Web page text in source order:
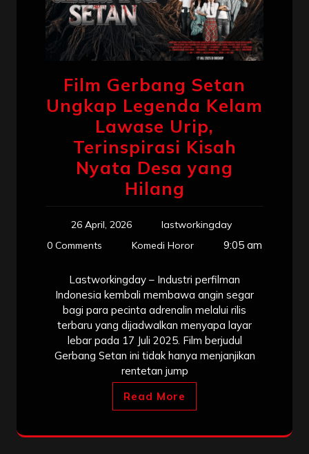
Film Gerbang Setan
Ungkap Legenda Kelam
Lawase Urip,
Terinspirasi Kisah
Nyata Desa yang
Hilang
26 April, 2026
lastworkingday
0 Comments
Komedi Horor 9:05 am
Lastworkingday – Industri perfilman
Indonesia kembali membawa angin segar
bagi para pecinta adrenalin melalui rilis
terbaru yang dijadwalkan menyapa layar
lebar pada 17 Juli 2025. Film berjudul
Gerbang Setan ini tidak hanya menjanjikan
rentetan jump
Read More